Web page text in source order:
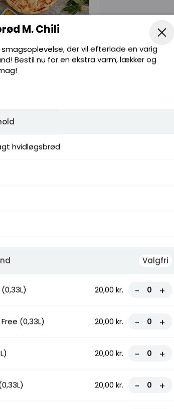
M. Chili
der vil efterlade en varig
Bestil nu for en ekstra varm, lækker og
hvidløgsbrød
Valgfri
20,00 kr. - +
(0,33L) 20,00 kr. - +
20,00 kr. - +
20,00 kr. - +